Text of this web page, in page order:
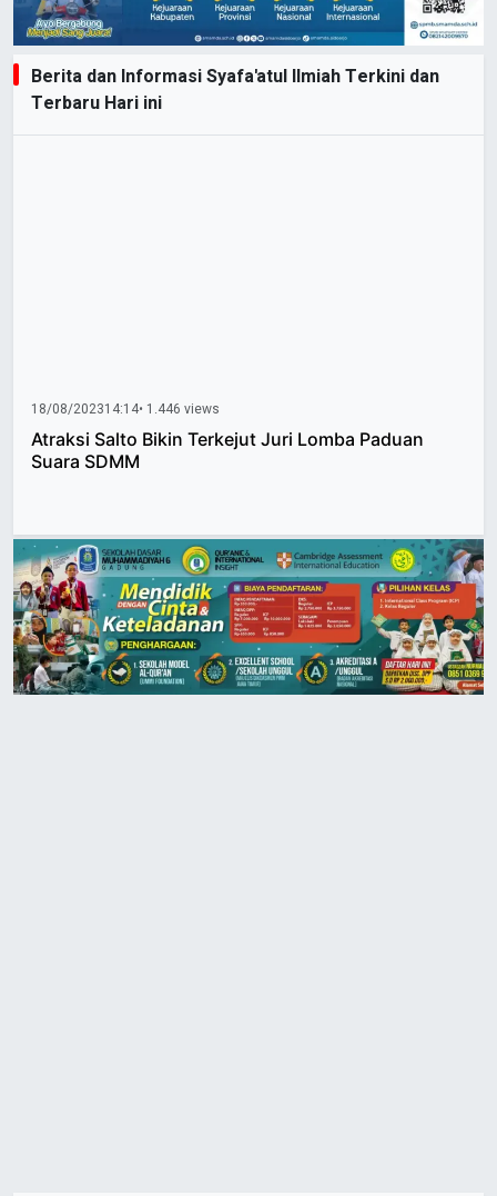
Berita dan Informasi Syafa'atul Ilmiah Terkini dan
Terbaru Hari ini
18/08/202314:14• 1.446 views
Atraksi Salto Bikin Terkejut Juri Lomba Paduan
Suara SDMM